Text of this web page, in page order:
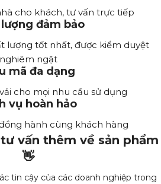
cho khách, tư vấn trực tiếp
đảm bảo
lượng tốt nhất, được kiểm duyệt
nghiêm ngặt
mã đa dạng
cho mọi nhu cầu sử dụng
vụ hoàn hảo
hành cùng khách hàng
vấn thêm về sản phẩm
👋
tin cậy của các doanh nghiệp trong